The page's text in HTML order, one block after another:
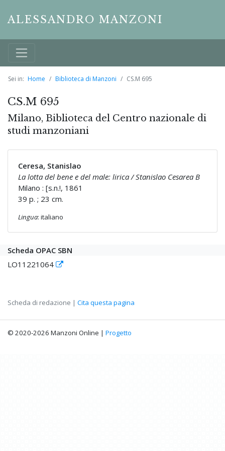
ALESSANDRO MANZONI
Sei in: Home Biblioteca di Manzoni CS.M 695
CS.M 695
Milano, Biblioteca del Centro nazionale di
studi manzoniani
Ceresa, Stanislao
La lotta del bene e del male: lirica / Stanislao Cesarea B
Milano : [s.n.!, 1861
39 p. ; 23 cm.
Lingua: italiano
Scheda OPAC SBN
LO11221064
Scheda di redazione | Cita questa pagina
© 2020-2026 Manzoni Online | Progetto